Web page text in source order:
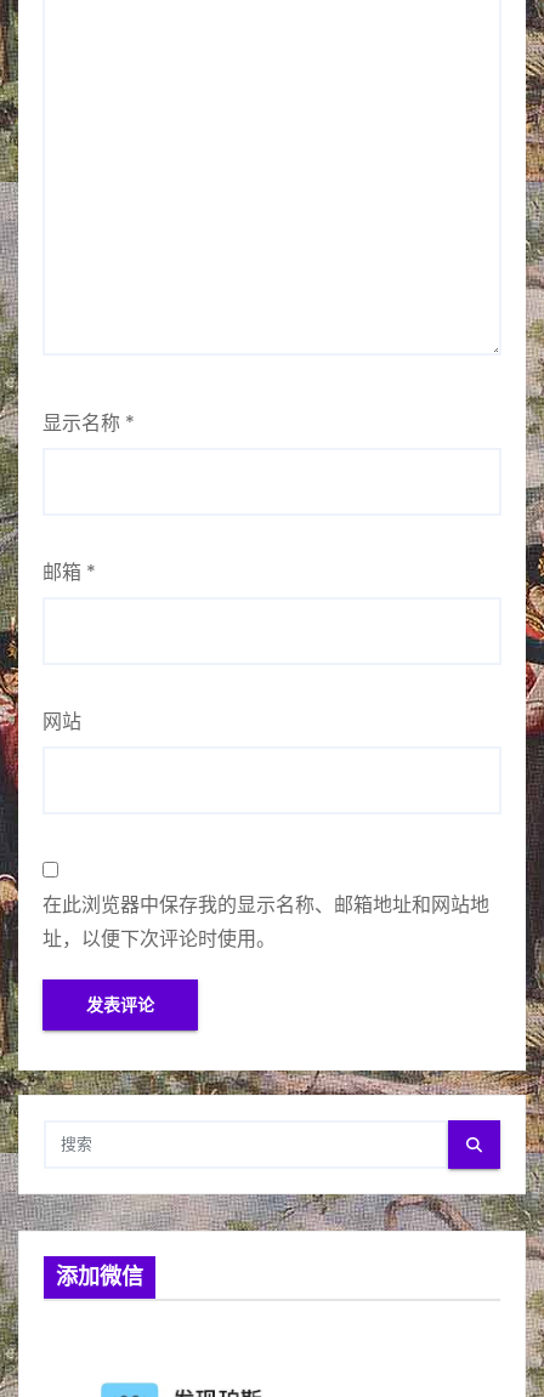
显示名称 *
邮箱 *
网站
在此浏览器中保存我的显示名称、邮箱地址和网站地
址，以便下次评论时使用。
添加微信